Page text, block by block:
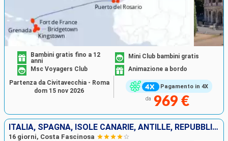
Pagamento in 4X
Bambini gratis fino a 12
anni
Mini Club bambini gratis
Msc Voyagers Club
Animazione a bordo
da 969 €
Partenza da Civitavecchia - Roma
dom 15 nov 2026
ITALIA, SPAGNA, ISOLE CANARIE, ANTILLE, REPUBBLICA DOMINICANA
16 giorni, Costa Fascinosa